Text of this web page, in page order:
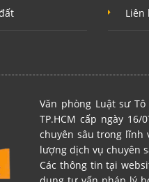
Liên
Văn phòng Luật sư
TP.HCM cấp ngày
chuyên sâu trong lĩnh
lượng dịch vụ chuyên
Các thông tin tại